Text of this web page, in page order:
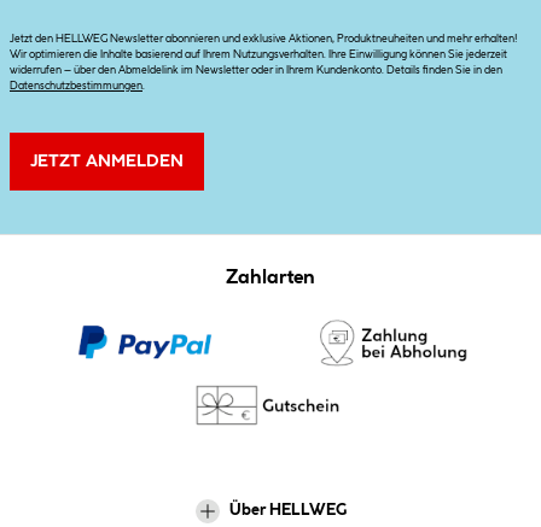
Jetzt den HELLWEG Newsletter abonnieren und exklusive Aktionen, Produktneuheiten und mehr erhalten!
Wir optimieren die Inhalte basierend auf Ihrem Nutzungsverhalten. Ihre Einwilligung können Sie jederzeit
widerrufen – über den Abmeldelink im Newsletter oder in Ihrem Kundenkonto. Details finden Sie in den
Datenschutzbestimmungen
JETZT ANMELDEN
Zahlarten
Über HELLWEG